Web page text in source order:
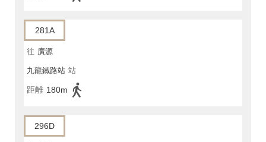
281A
往 廣源
九龍鐵路站 站
距離 180m
296D